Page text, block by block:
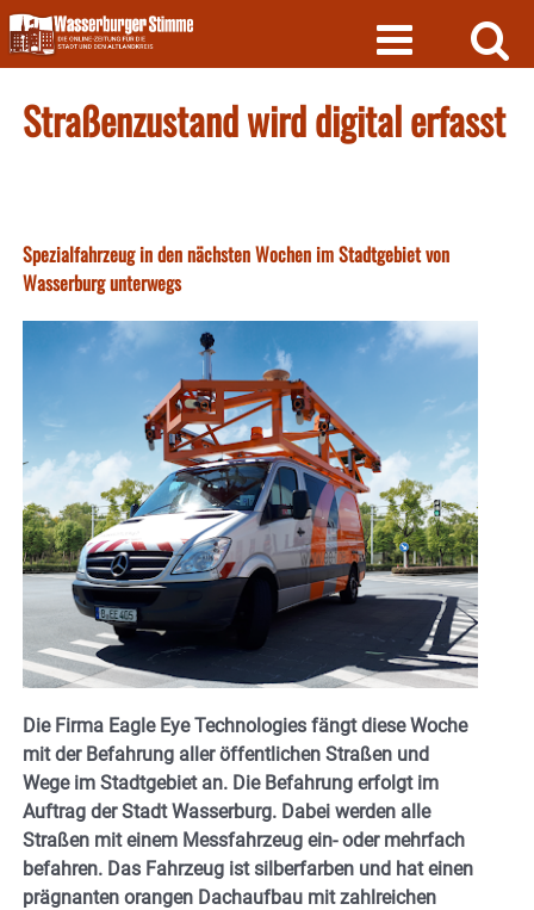
Skip
to
content
Straßenzustand wird digital erfasst
Spezialfahrzeug in den nächsten Wochen im Stadtgebiet von
Wasserburg unterwegs
Die Firma Eagle Eye Technologies fängt diese Woche
mit der Befahrung aller öffentlichen Straßen und
Wege im Stadtgebiet an. Die Befahrung erfolgt im
Auftrag der Stadt Wasserburg. Dabei werden alle
Straßen mit einem Messfahrzeug ein- oder mehrfach
befahren. Das Fahrzeug ist silberfarben und hat einen
prägnanten orangen Dachaufbau mit zahlreichen